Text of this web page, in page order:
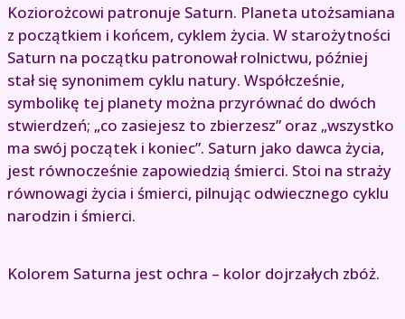
Koziorożcowi patronuje Saturn. Planeta utożsamiana
z początkiem i końcem, cyklem życia. W starożytności
Saturn na początku patronował rolnictwu, później
stał się synonimem cyklu natury. Współcześnie,
symbolikę tej planety można przyrównać do dwóch
stwierdzeń; „co zasiejesz to zbierzesz” oraz „wszystko
ma swój początek i koniec”. Saturn jako dawca życia,
jest równocześnie zapowiedzią śmierci. Stoi na straży
równowagi życia i śmierci, pilnując odwiecznego cyklu
narodzin i śmierci.
Kolorem Saturna jest ochra – kolor dojrzałych zbóż.